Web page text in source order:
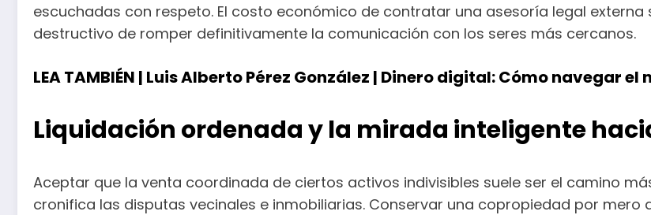
escuchadas con respeto. El costo económico de contratar una asesoría legal
destructivo de romper definitivamente la comunicación con los seres más cercanos.
LEA TAMBIÉN | Luis Alberto Pérez González | Dinero digital: Cómo navegar
Liquidación ordenada y la mirada inteligente
Aceptar que la venta coordinada de ciertos activos indivisibles suele ser el camino
cronifica las disputas vecinales e inmobiliarias. Conservar una copropiedad por